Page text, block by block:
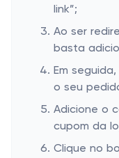
link”;
Ao ser
basta
Em
o seu
Adicione o
cupom da
Clique no